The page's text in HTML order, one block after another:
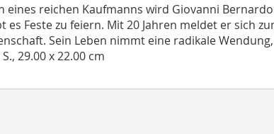
eines reichen Kaufmanns wird Giovanni
es Feste zu feiern. Mit 20 Jahren meldet er sich
Sein Leben nimmt eine radikale
29.00 x 22.00 cm